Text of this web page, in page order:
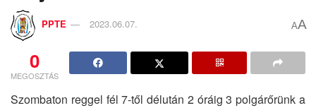
PPTE 2023.06.07. AA
0
MEGOSZTÁS
Szombaton reggel fél 7-től délután 2 óráig 3 polgárőrünk a